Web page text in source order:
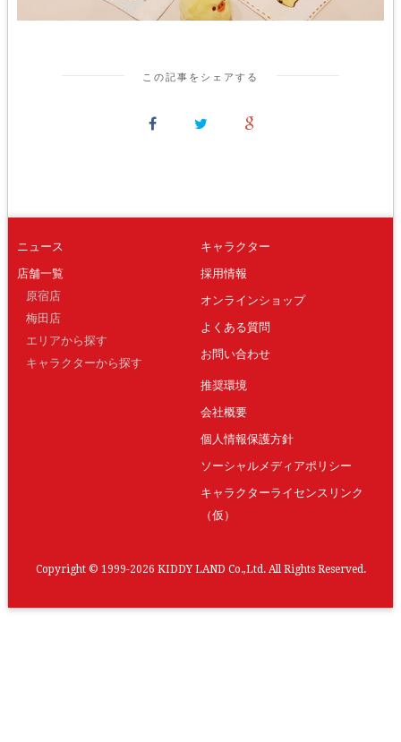
この記事をシェアする
ニュース
店舗一覧
原宿店
梅田店
エリアから探す
キャラクターから探す
キャラクター
採用情報
オンラインショップ
よくある質問
お問い合わせ
推奨環境
会社概要
個人情報保護方針
ソーシャルメディアポリシー
キャラクターライセンスリンク
（仮）
Copyright © 1999-2026 KIDDY LAND Co.,Ltd. All Rights Reserved.